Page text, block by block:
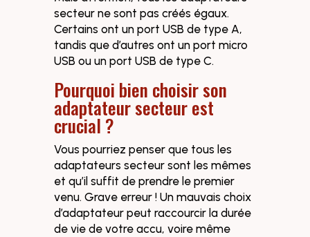
secteur ne sont pas créés égaux.
Certains ont un port USB de type A,
tandis que d’autres ont un port micro
USB ou un port USB de type C.
Pourquoi bien choisir son
adaptateur secteur est
crucial ?
Vous pourriez penser que tous les
adaptateurs secteur sont les mêmes
et qu’il suffit de prendre le premier
venu. Grave erreur ! Un mauvais choix
d’adaptateur peut raccourcir la durée
de vie de votre accu, voire même